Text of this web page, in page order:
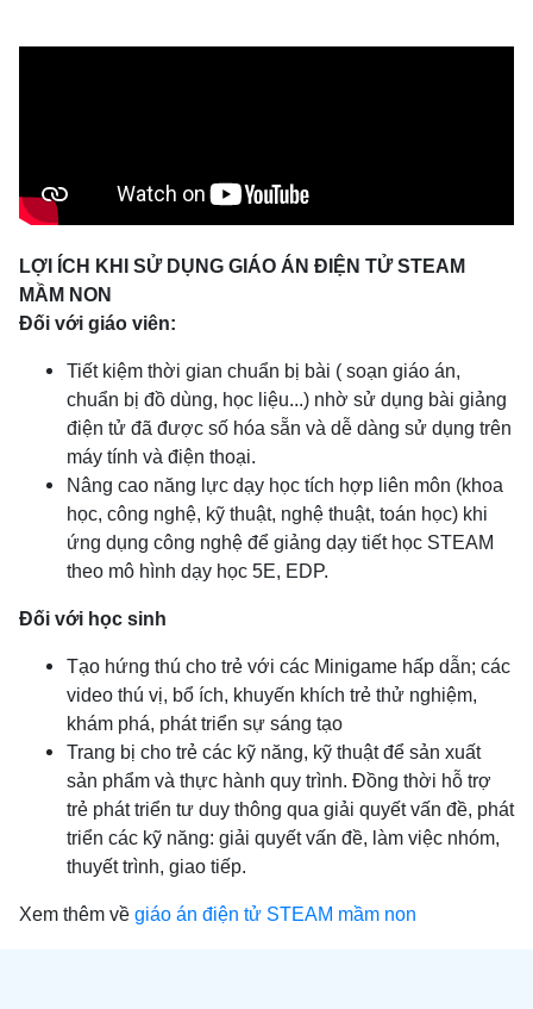
LỢI ÍCH KHI SỬ DỤNG GIÁO ÁN ĐIỆN TỬ STEAM
MẦM NON
Đối với giáo viên:
Tiết kiệm thời gian chuẩn bị bài ( soạn giáo án,
chuẩn bị đồ dùng, học liệu...) nhờ sử dụng bài giảng
điện tử đã được số hóa sẵn và dễ dàng sử dụng trên
máy tính và điện thoại.
Nâng cao năng lực dạy học tích hợp liên môn (khoa
học, công nghệ, kỹ thuật, nghệ thuật, toán học) khi
ứng dụng công nghệ để giảng dạy tiết học STEAM
theo mô hình dạy học 5E, EDP.
Đối với học sinh
Tạo hứng thú cho trẻ với các Minigame hấp dẫn; các
video thú vị, bổ ích, khuyến khích trẻ thử nghiệm,
khám phá, phát triển sự sáng tạo
Trang bị cho trẻ các kỹ năng, kỹ thuật để sản xuất
sản phẩm và thực hành quy trình. Đồng thời hỗ trợ
trẻ phát triển tư duy thông qua giải quyết vấn đề, phát
triển các kỹ năng: giải quyết vấn đề, làm việc nhóm,
thuyết trình, giao tiếp.
Xem thêm về giáo án điện tử STEAM mầm non